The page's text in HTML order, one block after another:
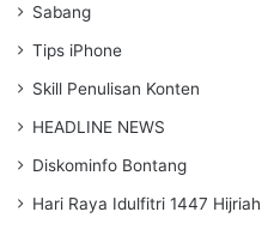
Sabang
Tips iPhone
Skill Penulisan Konten
HEADLINE NEWS
Diskominfo Bontang
Hari Raya Idulfitri 1447 Hijriah